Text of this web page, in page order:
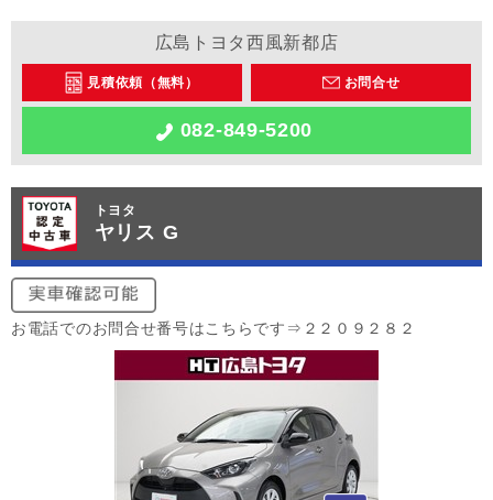
広島トヨタ西風新都店
見積依頼（無料） お問合せ
082-849-5200
トヨタ
ヤリス G
お電話でのお問合せ番号はこちらです⇒２２０９２８２